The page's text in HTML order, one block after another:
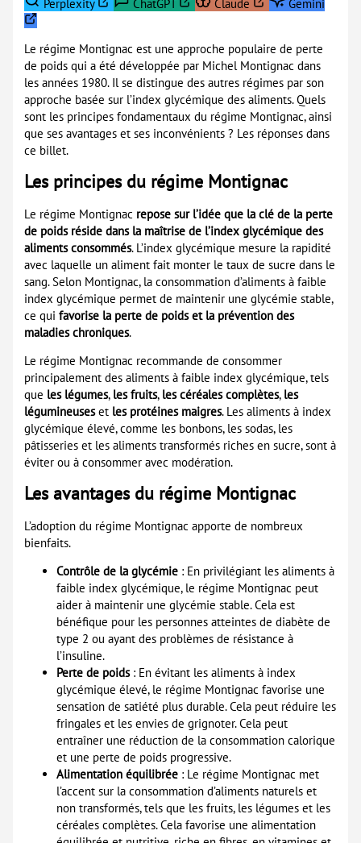
Perplexity ChatGPT Claude Gemini
Le régime Montignac est une approche populaire de perte
de poids qui a été développée par Michel Montignac dans
les années 1980. Il se distingue des autres régimes par son
approche basée sur l’index glycémique des aliments. Quels
sont les principes fondamentaux du régime Montignac, ainsi
que ses avantages et ses inconvénients ? Les réponses dans
ce billet.
Les principes du régime Montignac
Le régime Montignac repose sur l’idée que la clé de la perte
de poids réside dans la maîtrise de l’index glycémique des
aliments consommés. L’index glycémique mesure la rapidité
avec laquelle un aliment fait monter le taux de sucre dans le
sang. Selon Montignac, la consommation d’aliments à faible
index glycémique permet de maintenir une glycémie stable,
ce quifavorise la perte de poids et la prévention des
maladies chroniques.
Le régime Montignac recommande de consommer
principalement des aliments à faible index glycémique, tels
que les légumes, les fruits, les céréales complètes, les
légumineuseset les protéines maigres. Les aliments à index
glycémique élevé, comme les bonbons, les sodas, les
pâtisseries et les aliments transformés riches en sucre, sont à
éviter ou à consommer avec modération.
Les avantages du régime Montignac
L’adoption du régime Montignac apporte de nombreux
bienfaits.
Contrôle de la glycémie : En privilégiant les aliments à
faible index glycémique, le régime Montignac peut
aider à maintenir une glycémie stable. Cela est
bénéfique pour les personnes atteintes de diabète de
type 2 ou ayant des problèmes de résistance à
l’insuline.
Perte de poids: En évitant les aliments à index
glycémique élevé, le régime Montignac favorise une
sensation de satiété plus durable. Cela peut réduire les
fringales et les envies de grignoter. Cela peut
entraîner une réduction de la consommation calorique
et une perte de poids progressive.
Alimentation équilibrée : Le régime Montignac met
l’accent sur la consommation d’aliments naturels et
non transformés, tels que les fruits, les légumes et les
céréales complètes. Cela favorise une alimentation